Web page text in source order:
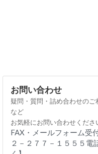
お問い合わせ
疑問・質問・詰め合わせのご
など
お気軽にお問い合わせくださ
FAX・メールフォーム受
２－２７７－１５５５